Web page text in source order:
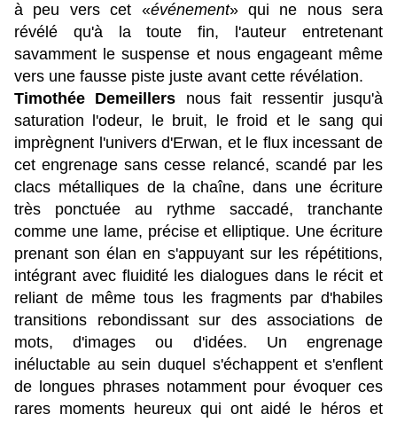
à peu vers cet «événement» qui ne nous sera
révélé qu'à la toute fin, l'auteur entretenant
savamment le suspense et nous engageant même
vers une fausse piste juste avant cette révélation.
Timothée Demeillers nous fait ressentir jusqu'à
saturation l'odeur, le bruit, le froid et le sang qui
imprègnent l'univers d'Erwan, et le flux incessant de
cet engrenage sans cesse relancé, scandé par les
clacs métalliques de la chaîne, dans une écriture
très ponctuée au rythme saccadé, tranchante
comme une lame, précise et elliptique. Une écriture
prenant son élan en s'appuyant sur les répétitions,
intégrant avec fluidité les dialogues dans le récit et
reliant de même tous les fragments par d'habiles
transitions rebondissant sur des associations de
mots, d'images ou d'idées. Un engrenage
inéluctable au sein duquel s'échappent et s'enflent
de longues phrases notamment pour évoquer ces
rares moments heureux qui ont aidé le héros et